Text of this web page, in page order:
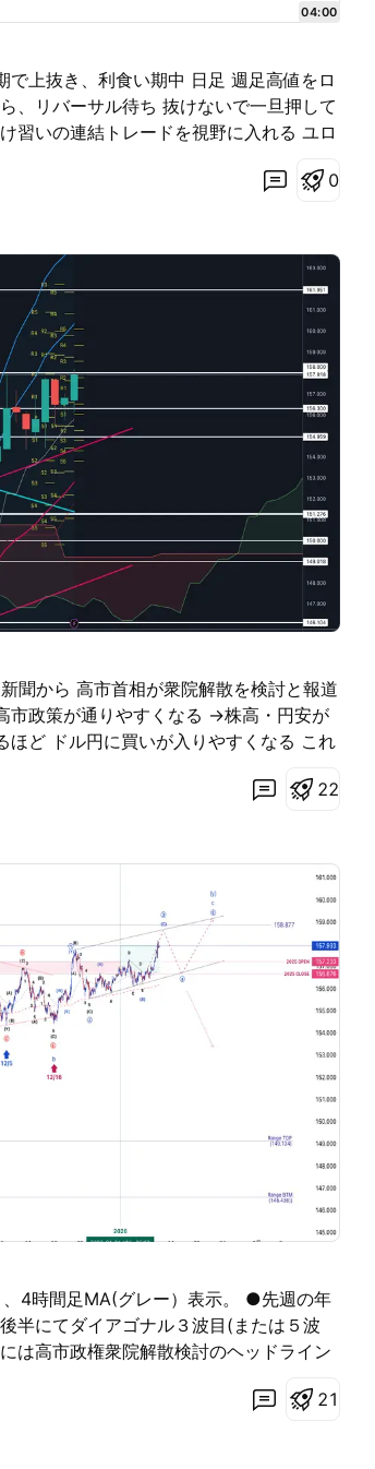
で上抜き、利食い期中 日足 週足高値をロ
、リバーサル待ち 抜けないで一旦押して
習いの連結トレードを視野に入れる ユロ
けるくらいにドルが強かった。 直近の日
ている。下髭付近。 抜けたら、目線は
04:00
0
聞から 高市首相が衆院解散を検討と報道
市政策が通りやすくなる →株高・円安が
ど ドル円に買いが入りやすくなる これ
ングをセットで 構築する大口は多い 高市
ンフレと円安がひどくなるだけ 責任ある
異次元の金融緩和からの 正常化を進めて
んじゃなくて、 今の日本経済との相性
務(借金)は 目減りする これが意外に知ら
下がる 物価上昇で税収も増える ＝イン
。 国民としては 円安は心配だけど トレ
り替えて 臨んでいく所存💪🏾 ちなみに
いから やっても効果は薄い 158円台定着
が精一杯か。 無理矢理やっても 切らされ
それでは マイフレンドたちも 良い3
22
4時間足MA(グレー）表示。 ●先週の年
半にてダイアゴナル３波目(または５波
は高市政権衆院解散検討のヘッドライン
あるのではないかと見ています。 ●前
21